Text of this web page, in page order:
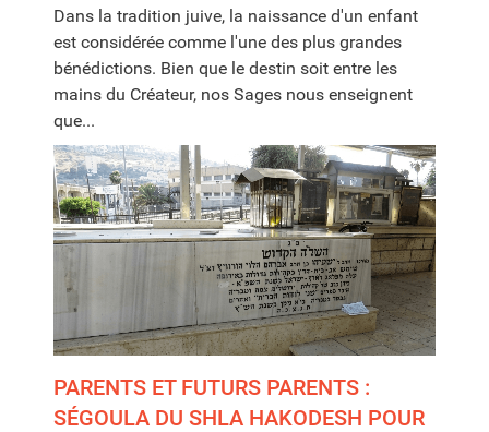
Dans la tradition juive, la naissance d'un enfant
est considérée comme l'une des plus grandes
bénédictions. Bien que le destin soit entre les
mains du Créateur, nos Sages nous enseignent
que...
PARENTS ET FUTURS PARENTS :
SÉGOULA DU SHLA HAKODESH POUR